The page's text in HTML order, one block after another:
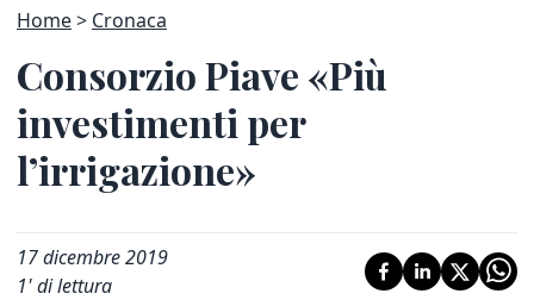
Home Cronaca
Consorzio Piave «Più
investimenti per
l’irrigazione»
17 dicembre 2019
1' di lettura